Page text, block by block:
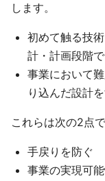
します。
初めて触る技
計・計画段階
事業において
り込んだ設計
これらは次の2点
手戻りを防ぐ
事業の実現可